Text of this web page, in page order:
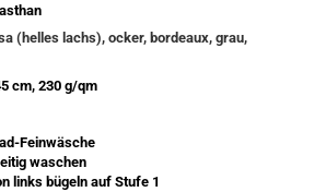
(helles lachs), ocker, bordeaux, grau,
cm, 230 g/qm
Feinwäsche
waschen
links bügeln auf Stufe 1